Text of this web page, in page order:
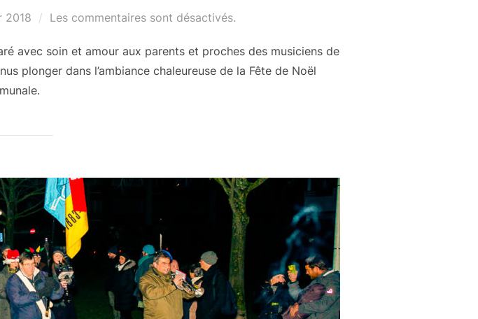
2018 Les commentaires sont désactivés.
avec soin et amour aux parents et proches des musiciens de
plonger dans l’ambiance chaleureuse de la Fête de Noël